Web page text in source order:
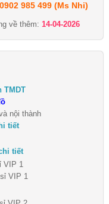
0902 985 499 (Ms Nhi)
về thêm: 14-04-2026
TMDT
nội thành
tiết
tiết
VIP 1
VIP 1